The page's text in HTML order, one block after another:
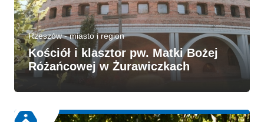
Rzeszów - miasto i region
Kościół i klasztor pw. Matki Bożej
Różańcowej w Żurawiczkach